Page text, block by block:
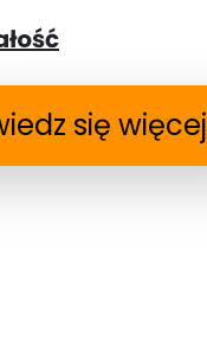
się więcej